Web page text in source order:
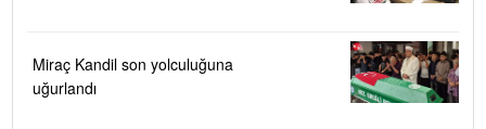
Miraç Kandil son yolculuğuna
uğurlandı